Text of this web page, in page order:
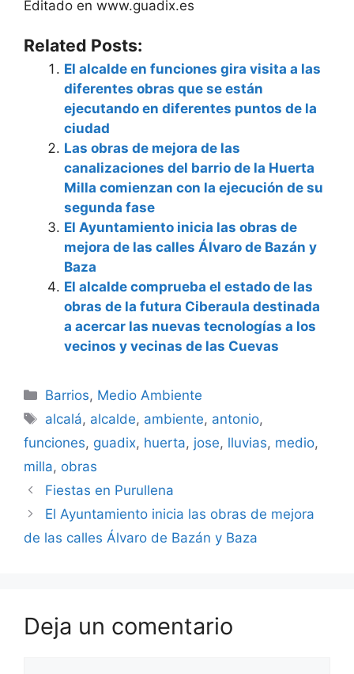
Editado en www.guadix.es
Related Posts:
El alcalde en funciones gira visita a las
diferentes obras que se están
ejecutando en diferentes puntos de la
ciudad
Las obras de mejora de las
canalizaciones del barrio de la Huerta
Milla comienzan con la ejecución de su
segunda fase
El Ayuntamiento inicia las obras de
mejora de las calles Álvaro de Bazán y
Baza
El alcalde comprueba el estado de las
obras de la futura Ciberaula destinada
a acercar las nuevas tecnologías a los
vecinos y vecinas de las Cuevas
Categorías
Barrios, Medio Ambiente
Etiquetas
alcalá, alcalde, ambiente, antonio,
funciones, guadix, huerta, jose, lluvias, medio,
milla, obras
Fiestas en Purullena
El Ayuntamiento inicia las obras de mejora
de las calles Álvaro de Bazán y Baza
Deja un comentario